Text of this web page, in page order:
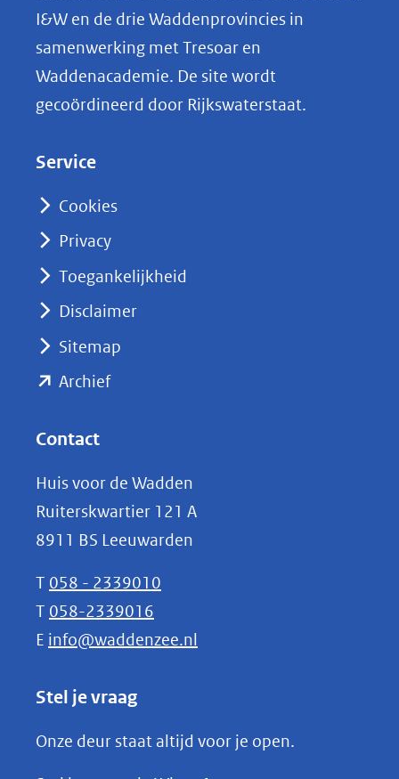
k
e
nieuw
naar
I&W en de drie Waddenprovincies in
samenwerking met Tresoar en
Waddenacademie. De site wordt
gecoördineerd door Rijkswaterstaat.
Service
Cookies
Privacy
Toegankelijkheid
Disclaimer
Sitemap
Archief(opent
(verwijst
naar
een
andere
website)
Contact
Huis voor de Wadden
Ruiterskwartier 121 A
8911 BS Leeuwarden
T 058 - 2339010
T 058-2339016
E info@waddenzee.nl
Stel je vraag
Onze deur staat altijd voor je open.